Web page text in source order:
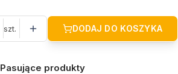
szt. DODAJ DO KOSZYKA
Pasujące produkty